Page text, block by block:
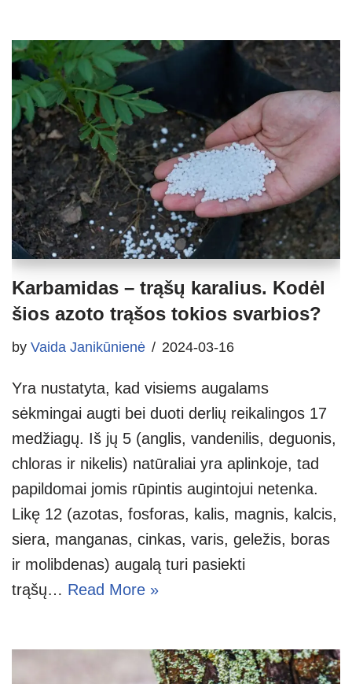
Karbamidas – trąšų karalius. Kodėl
šios azoto trąšos tokios svarbios?
by Vaida Janikūnienė 2024-03-16
Yra nustatyta, kad visiems augalams
sėkmingai augti bei duoti derlių reikalingos 17
medžiagų. Iš jų 5 (anglis, vandenilis, deguonis,
chloras ir nikelis) natūraliai yra aplinkoje, tad
papildomai jomis rūpintis augintojui netenka.
Likę 12 (azotas, fosforas, kalis, magnis, kalcis,
siera, manganas, cinkas, varis, geležis, boras
ir molibdenas) augalą turi pasiekti
trąšų… Read More »